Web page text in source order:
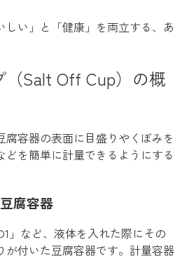
しい」と「健康」を両立する、あ
（Salt Off Cup）の概
腐容器の表面に目盛りやくぼみを
を簡単に計量できるようにする
腐容器
1」など、液体を入れた際にその
が付いた豆腐容器です。計量容器